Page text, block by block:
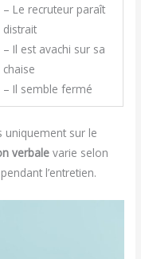
– Le recruteur paraît
distrait
– Il est avachi sur sa
chaise
– Il semble fermé
uniquement sur le
verbale varie selon
l’entretien.